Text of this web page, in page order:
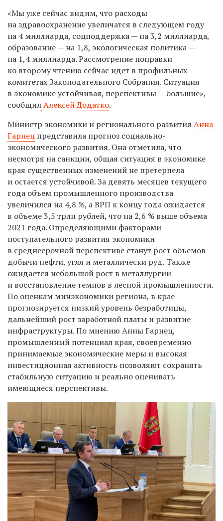
«Мы уже сейчас видим, что расходы
на здравоохранение увеличатся в следующем году
на 4 миллиарда, соцподдержка — на 3,2 миллиарда,
образование — на 1,8, экологическая политика —
на 1,4 миллиарда. Рассмотрение поправки
ко второму чтению сейчас идет в профильных
комитетах Законодательного Собрания. Ситуация
в экономике устойчивая, перспективы — большие», —
сообщилАлексей Додатко.
Министр экономики и регионального развития Анна
Гарнец представила прогноз социально-
экономического развития. Она отметила, что
несмотря на санкции, общая ситуация в экономике
края существенных изменений не претерпела
и остается устойчивой. За девять месяцев текущего
года объем промышленного производства
увеличился на 4,8 %, а ВРП к концу года ожидается
в объеме 3,5 трлн рублей, что на 2,6 % выше объема
2021 года. Определяющими факторами
поступательного развития экономики
в среднесрочной перспективе станут рост объемов
добычи нефти, угля и металлически руд. Также
ожидается небольшой рост в металлургии
и восстановление темпов в лесной промышленности.
По оценкам минэкономики региона, в крае
прогнозируется низкий уровень безработицы,
дальнейший рост заработной платы и развитие
инфраструктуры. По мнению Анны Гарнец,
промышленный потенциал края, своевременно
принимаемые экономические меры и высокая
инвестиционная активность позволяют сохранять
стабильную ситуацию и реально оценивать
имеющиеся перспективы.